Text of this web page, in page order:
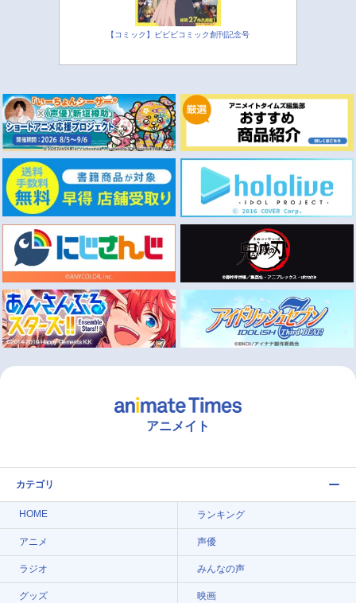
【コミック】ビビビコミック創刊記念号
アニメイト
カテゴリ
HOME ランキング
アニメ 声優
ラジオ みんなの声
グッズ 映画